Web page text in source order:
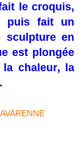
le croquis,
puis fait un
sculpture en
est plongée
chaleur, la